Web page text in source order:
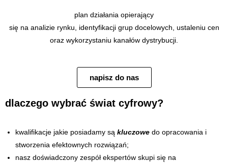
plan działania opierający
się na analizie rynku, identyfikacji grup docelowych, ustaleniu cen
oraz wykorzystaniu kanałów dystrybucji.
napisz do nas
dlaczego wybrać świat cyfrowy?
kwalifikacje jakie posiadamy są kluczowe do opracowania i
stworzenia efektownych rozwiązań;
nasz doświadczony zespół ekspertów skupi się na